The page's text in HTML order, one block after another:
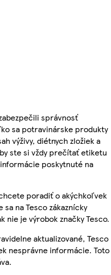
správnosť
sa potravinárske produkty
výživy, diétnych zložiek a
ste si vždy prečítať etiketu
poskytnuté na
poradiť o akýchkoľvek
na Tesco zákaznícky
nie je výrobok značky Tesco.
aktualizované, Tesco
nesprávne informácie. Toto